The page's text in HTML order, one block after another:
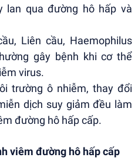
lan qua đường hô hấp và
Liên cầu, Haemophilus
gây bệnh khi cơ thể
virus.
trường ô nhiễm, thay đổi
dịch suy giảm đều làm
đường hô hấp cấp.
viêm đường hô hấp cấp